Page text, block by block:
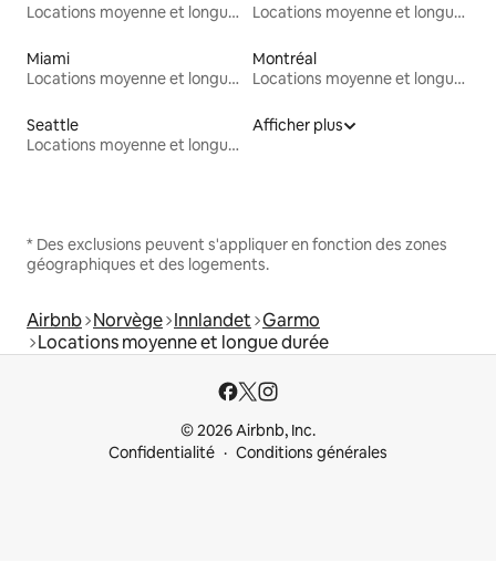
Locations moyenne et longue durée
Locations moyenne et longue durée
Miami
Locations moyenne et longue durée
Montréal
Locations moyenne et longue durée
Seattle
Locations moyenne et longue durée
Afficher plus
* Des exclusions peuvent s'appliquer en fonction des zones
géographiques et des logements.
Airbnb Norvège Innlandet Garmo
Locations moyenne et longue durée
© 2026 Airbnb, Inc.
Confidentialité
Conditions générales